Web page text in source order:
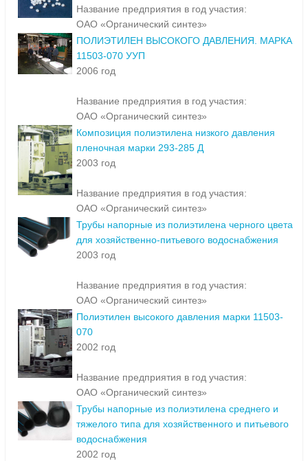
Название предприятия в год участия:
ОАО «Органический синтез»
ПОЛИЭТИЛЕН ВЫСОКОГО ДАВЛЕНИЯ. МАРКА
11503-070 УУП
2006 год
Название предприятия в год участия:
ОАО «Органический синтез»
Композиция полиэтилена низкого давления
пленочная марки 293-285 Д
2003 год
Название предприятия в год участия:
ОАО «Органический синтез»
Трубы напорные из полиэтилена черного цвета
для хозяйственно-питьевого водоснабжения
2003 год
Название предприятия в год участия:
ОАО «Органический синтез»
Полиэтилен высокого давления марки 11503-
070
2002 год
Название предприятия в год участия:
ОАО «Органический синтез»
Трубы напорные из полиэтилена среднего и
тяжелого типа для хозяйственного и питьевого
водоснабжения
2002 год